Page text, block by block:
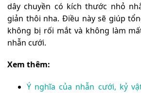
dây chuyền có kích thước nhỏ
giản thôi nha. Điều này sẽ giúp
không bị rối mắt và không làm
nhẫn cưới.
Xem thêm:
Ý nghĩa của nhẫn cưới, kỷ